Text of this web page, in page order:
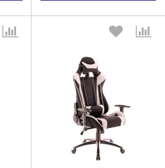
Выберите количество:
Продолжить Отмена